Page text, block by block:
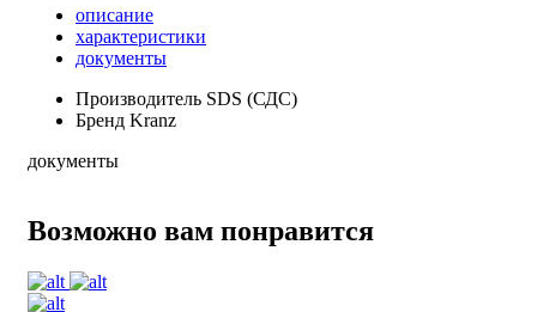
описание
характеристики
документы
Производитель SDS (СДС)
Бренд Kranz
документы
Возможно вам понравится